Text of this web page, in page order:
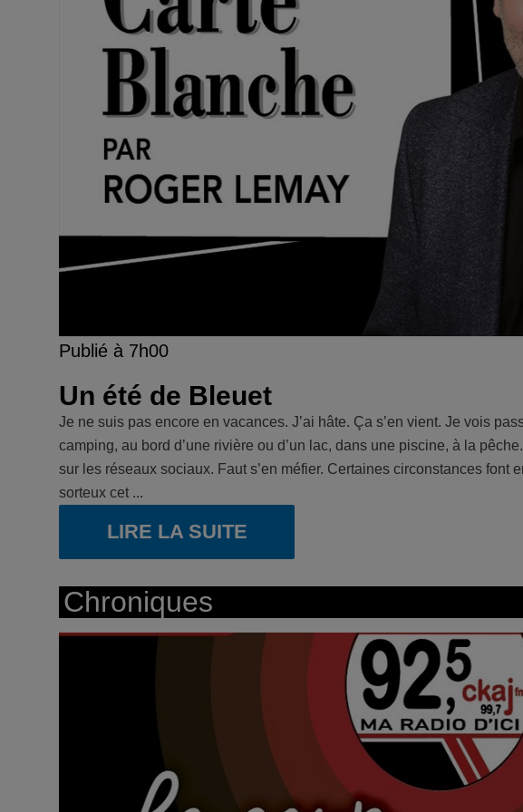
Publié à 7h00
Un été de Bleuet
Je ne suis pas encore en vacances. J’ai hâte. Ça s’en vient. Je vois
camping, au bord d’une rivière ou d’un lac, dans une piscine, à la
sur les réseaux sociaux. Faut s’en méfier. Certaines circonstances font
sorteux cet ...
LIRE LA SUITE
Chroniques